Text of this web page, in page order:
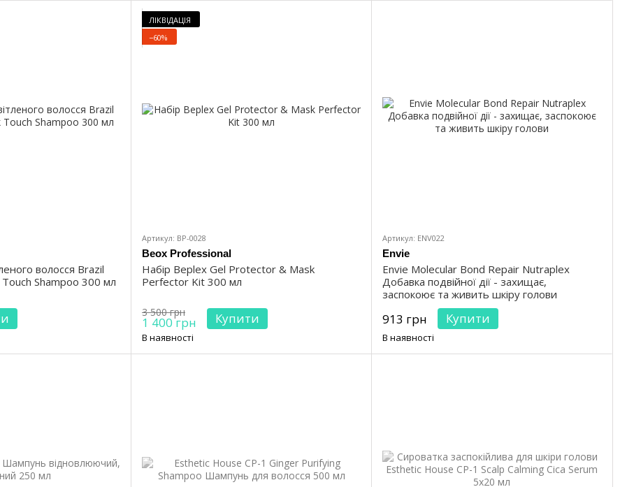
волосся Brazil
Shampoo 300 мл
ЛІКВІДАЦІЯ
−60%
Артикул: BP-0028
Beox Professional
Набір Beplex Gel Protector & Mask
Perfector Kit 300 мл
3 500 грн
1 400 грн Купити
В наявності
Артикул: ENV022
Envie
Envie Molecular Bond Repair Nutraplex
Добавка подвійної дії - захищає,
заспокоює та живить шкіру голови
913 грн Купити
В наявності